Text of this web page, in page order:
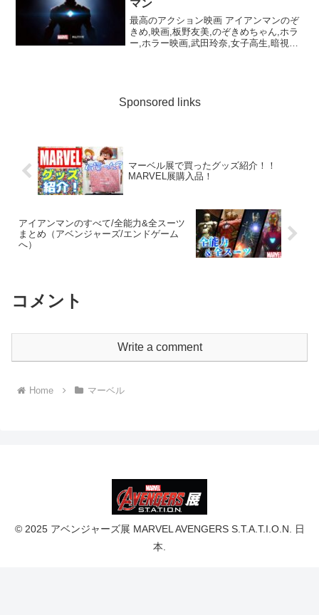
マン
最高のアクション映画 アイアンマンのぞ
きめ,映画,板野友美,のぞきめちゃん,ホラ
ー,ホラー映画,武田玲奈,女子高生,暗視カ
Sponsored links
マーベル展で買ったグッズ紹介！！
MARVEL展購入品！
アイアンマンのすべて/全能力&全スーツ
まとめ（アベンジャーズ/エンドゲーム
へ）
コメント
Write a comment
Home マーベル
© 2025 アベンジャーズ展 MARVEL AVENGERS S.T.A.T.I.O.N. 日
本.